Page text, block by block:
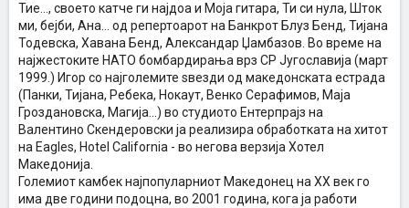
Тие..., своето катче ги најдоа и Моја гитара, Ти си нула, Шток
ми, бејби, Ана... од репертоарот на Банкрот Блуз Бенд, Тијана
Тодевска, Хавана Бенд, Александар Џамбазов. Во време на
најжестоките НАТО бомбардирања врз СР Југославија (март
1999.) Игор со најголемите ѕвезди од македонската естрада
(Панки, Тијана, Ребека, Нокаут, Венко Серафимов, Маја
Гроздановска, Магија...) во студиото Ентерпрајз на
Валентино Скендеровски ја реализира обработката на хитот
на Eagles, Hotel California - во негова верзија Хотел
Македонија.
Големиот камбек најпопуларниот Македонец на ХХ век го
има две години подоцна, во 2001 година, кога ја работи